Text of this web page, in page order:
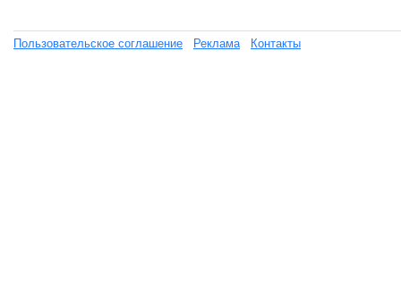
Пользовательское соглашение Реклама Контакты